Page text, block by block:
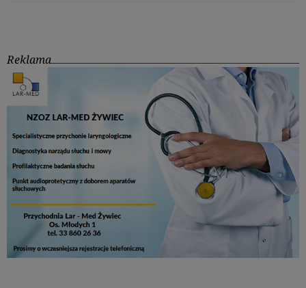
Reklama